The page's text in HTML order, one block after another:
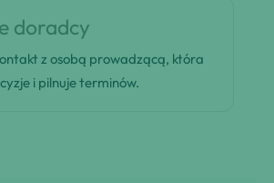
doradcy
z osobą prowadzącą, która
i pilnuje terminów.